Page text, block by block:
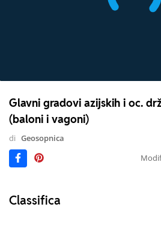
Glavni gradovi azijskih i oc.
(baloni i vagoni)
di Geosopnica
Classifica